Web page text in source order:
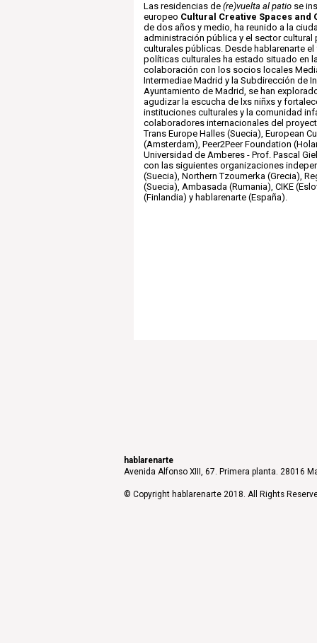
Las residencias de (re)vuelta al patio se
europeo Cultural Creative Spaces and
de dos años y medio, ha reunido a la
administración pública y el sector cultural
culturales públicas. Desde hablarenarte
políticas culturales ha estado situado en
colaboración con los socios locales
Intermediae Madrid y la Subdirección de
Ayuntamiento de Madrid, se han
agudizar la escucha de lxs niñxs y
instituciones culturales y la comunidad
colaboradores internacionales del
Trans Europe Halles (Suecia), European
(Amsterdam), Peer2Peer Foundation
Universidad de Amberes - Prof. Pascal
con las siguientes organizaciones
(Suecia), Northern Tzoumerka (Grecia),
(Suecia), Ambasada (Rumania), CIKE
(Finlandia) y hablarenarte (España).
hablarenarte
Avenida Alfonso XIII, 67. Primera planta. 28016
© Copyright hablarenarte 2018. All Rights